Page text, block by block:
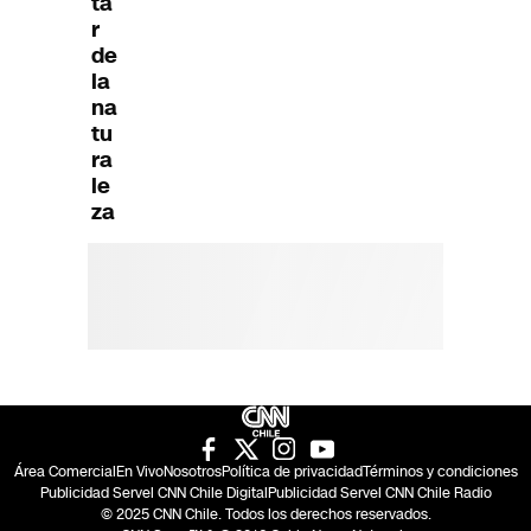
r
de
la
na
tu
ra
le
za
Área ComercialEn VivoNosotrosPolítica de privacidadTérminos y condiciones
Publicidad Servel CNN Chile DigitalPublicidad Servel CNN Chile Radio
© 2025 CNN Chile. Todos los derechos reservados.